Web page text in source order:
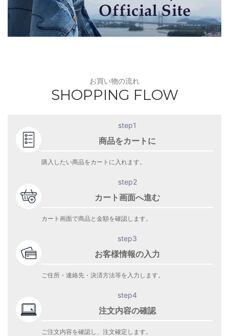
お買い物の流れ
SHOPPING FLOW
step1
商品をカートに
購入したい商品をカートに入れます。
step2
カート画面へ進む
カート画面で商品と金額を確認します。
step3
お客様情報の入力
ご住所・連絡先・決済方法等を入力します。
step4
注文内容の確認
ご注文内容を確認し、注文確定します。